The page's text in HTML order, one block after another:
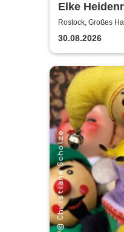
Elke
Rostock, Großes
30.08.2026